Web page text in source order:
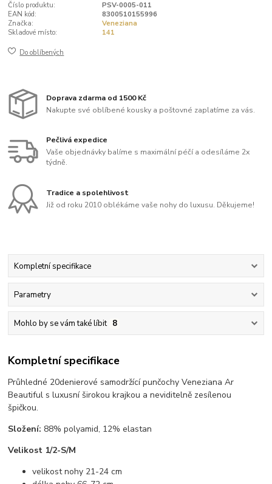
Číslo produktu:
PSV-0005-011
EAN kód:
8300510155996
Značka:
Veneziana
Skladové místo:
141
Do oblíbených
Doprava zdarma od 1500 Kč
Nakupte své oblíbené kousky a poštovné zaplatíme za vás.
Pečlivá expedice
Vaše objednávky balíme s maximální péčí a odesíláme 2x
týdně.
Tradice a spolehlivost
Již od roku 2010 oblékáme vaše nohy do luxusu. Děkujeme!
Kompletní specifikace
Parametry
Mohlo by se vám také líbit 8
Kompletní specifikace
Průhledné 20denierové samodržící punčochy Veneziana Ar
Beautiful s luxusní širokou krajkou a neviditelně zesílenou
špičkou.
Složení: 88% polyamid, 12% elastan
Velikost 1/2-S/M
velikost nohy 21-24 cm